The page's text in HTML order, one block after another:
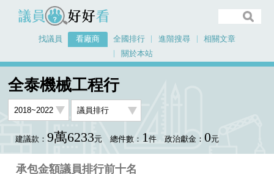
議員好好看
找議員 看廠商 全國排行 進階搜尋
相關文章
關於本站
全泰機械工程行
建議款： 9萬6233元 總件數： 1件 政治獻金： 0元
承包金額議員排行前十名